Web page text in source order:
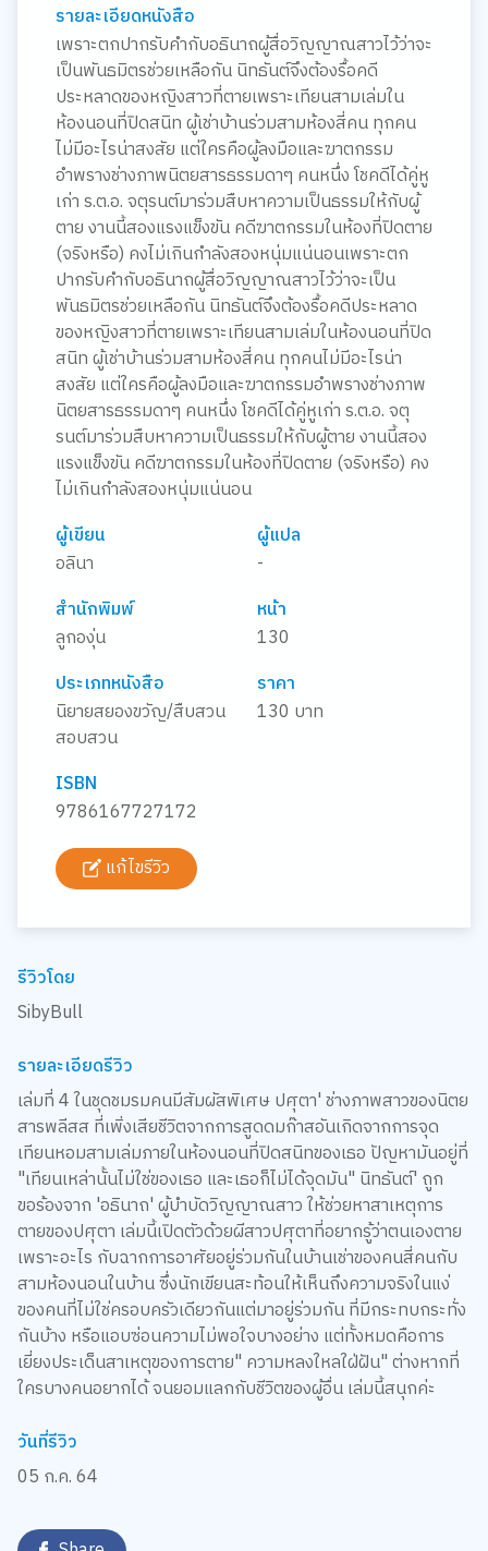
รายละเอียดหนังสือ
เพราะตกปากรับคำกับอธินาถผู้สื่อวิญญาณสาวไว้ว่าจะ
เป็นพันธมิตรช่วยเหลือกัน นิทธันต์จึงต้องรื้อคดี
ประหลาดของหญิงสาวที่ตายเพราะเทียนสามเล่มใน
ห้องนอนที่ปิดสนิท ผู้เช่าบ้านร่วมสามห้องสี่คน ทุกคน
ไม่มีอะไรน่าสงสัย แต่ใครคือผู้ลงมือและฆาตกรรม
อำพรางช่างภาพนิตยสารธรรมดาๆ คนหนึ่ง โชคดีได้คู่หู
เก่า ร.ต.อ. จตุรนต์มาร่วมสืบหาความเป็นธรรมให้กับผู้
ตาย งานนี้สองแรงแข็งขัน คดีฆาตกรรมในห้องที่ปิดตาย
(จริงหรือ) คงไม่เกินกำลังสองหนุ่มแน่นอนเพราะตก
ปากรับคำกับอธินาถผู้สื่อวิญญาณสาวไว้ว่าจะเป็น
พันธมิตรช่วยเหลือกัน นิทธันต์จึงต้องรื้อคดีประหลาด
ของหญิงสาวที่ตายเพราะเทียนสามเล่มในห้องนอนที่ปิด
สนิท ผู้เช่าบ้านร่วมสามห้องสี่คน ทุกคนไม่มีอะไรน่า
สงสัย แต่ใครคือผู้ลงมือและฆาตกรรมอำพรางช่างภาพ
นิตยสารธรรมดาๆ คนหนึ่ง โชคดีได้คู่หูเก่า ร.ต.อ. จตุ
รนต์มาร่วมสืบหาความเป็นธรรมให้กับผู้ตาย งานนี้สอง
แรงแข็งขัน คดีฆาตกรรมในห้องที่ปิดตาย (จริงหรือ) คง
ไม่เกินกำลังสองหนุ่มแน่นอน
ผู้เขียน
อลินา
ผู้แปล
-
สำนักพิมพ์
ลูกองุ่น
หน้า
130
ประเภทหนังสือ
นิยายสยองขวัญ/สืบสวน
สอบสวน
ราคา
130 บาท
ISBN
9786167727172
แก้ไขรีวิว
รีวิวโดย
SibyBull
รายละเอียดรีวิว
เล่มที่ 4 ในชุดชมรมคนมีสัมผัสพิเศษ ปศุตา' ช่างภาพสาวของนิตย
สารพลีสส ที่เพิ่งเสียชีวิตจากการสูดดมก๊าสอันเกิดจากการจุด
เทียนหอมสามเล่มภายในห้องนอนที่ปิดสนิทของเธอ ปัญหามันอยู่ที่
"เทียนเหล่านั้นไม่ใช่ของเธอ และเธอก็ไม่ได้จุดมัน" นิทธันต์' ถูก
ขอร้องจาก 'อธินาถ' ผู้บำบัดวิญญาณสาว ให้ช่วยหาสาเหตุการ
ตายของปศุตา เล่มนี้เปิดตัวด้วยผีสาวปศุตาที่อยากรู้ว่าตนเองตาย
เพราะอะไร กับฉากการอาศัยอยู่ร่วมกันในบ้านเช่าของคนสี่คนกับ
สามห้องนอนในบ้าน ซึ่งนักเขียนสะท้อนให้เห็นถึงความจริงในแง่
ของคนที่ไม่ใช่ครอบครัวเดียวกันแต่มาอยู่ร่วมกัน ที่มีกระทบกระทั่ง
กันบ้าง หรือแอบซ่อนความไม่พอใจบางอย่าง แต่ทั้งหมดคือการ
เยี่ยงประเด็นสาเหตุของการตาย" ความหลงใหลใฝ่ฝัน" ต่างหากที่
ใครบางคนอยากได้ จนยอมแลกกับชีวิตของผู้อื่น เล่มนี้สนุกค่ะ
วันที่รีวิว
05 ก.ค. 64